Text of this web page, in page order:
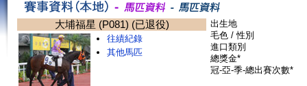
大埔福星 (P081) (已退役)
往績紀錄
其他馬匹
出生地
毛色 / 性別
進口類別
總獎金*
冠-亞-季-總出賽次數*